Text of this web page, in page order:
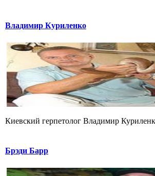
Владимир Куриленко
Киевский герпетолог Владимир
Брэди Барр